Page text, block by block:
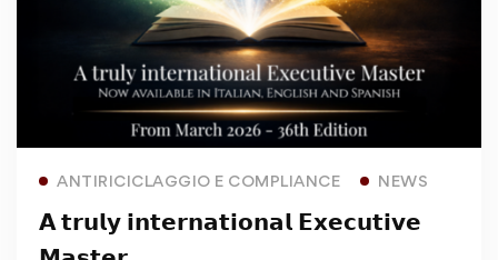
ANTIRICICLAGGIO E COMPLIANCE NEWS
𝗔 𝘁𝗿𝘂𝗹𝘆 𝗶𝗻𝘁𝗲𝗿𝗻𝗮𝘁𝗶𝗼𝗻𝗮𝗹 𝗘𝘅𝗲𝗰𝘂𝘁𝗶𝘃𝗲